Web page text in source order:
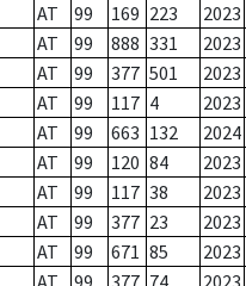
AT 99 169 223 2023
AT 99 888 331 2023
AT 99 377 501 2023
AT 99 117 4 2023
AT 99 663 132 2024
AT 99 120 84 2023
AT 99 117 38 2023
AT 99 377 23 2023
AT 99 671 85 2023